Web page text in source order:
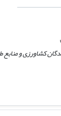
کشاورزی و منابع